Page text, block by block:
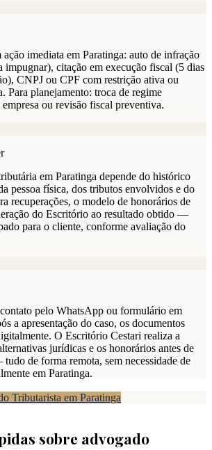
ação imediata em Paratinga: auto de infração
impugnar), citação em execução fiscal (5 dias
CNPJ ou CPF com restrição ativa ou
Para planejamento: troca de regime
ou revisão fiscal preventiva.
em Paratinga depende do histórico
pessoa física, dos tributos envolvidos e do
recuperações, o modelo de honorários de
do Escritório ao resultado obtido —
para o cliente, conforme avaliação do
pelo WhatsApp ou formulário em
a apresentação do caso, os documentos
O Escritório Cestari realiza a
jurídicas e os honorários antes de
de forma remota, sem necessidade de
em Paratinga.
Tributarista em Paratinga
sobre advogado